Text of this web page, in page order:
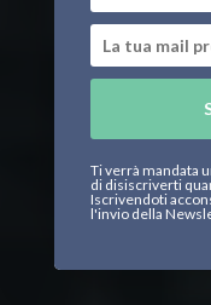
Ti verrà mandata
di disiscriverti
Iscrivendoti
l'invio della